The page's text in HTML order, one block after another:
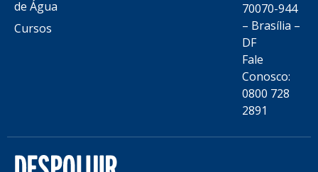
de Água
Cursos
70070-944
– Brasília –
DF
Fale
Conosco:
0800 728
2891